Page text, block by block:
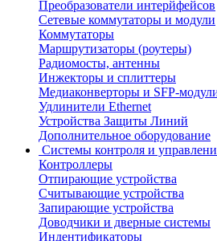
Преобразователи интерйфейсов
Сетевые коммутаторы и модули
Коммутаторы
Маршрутизаторы (роутеры)
Радиомосты, антенны
Инжекторы и сплиттеры
Медиаконверторы и SFP-
Удлинители Ethernet
Устройства Защиты Линий
Дополнительное оборудование
Системы контроля и
Контроллеры
Отпирающие устройства
Считывающие устройства
Запирающие устройства
Доводчики и дверные системы
Индентификаторы